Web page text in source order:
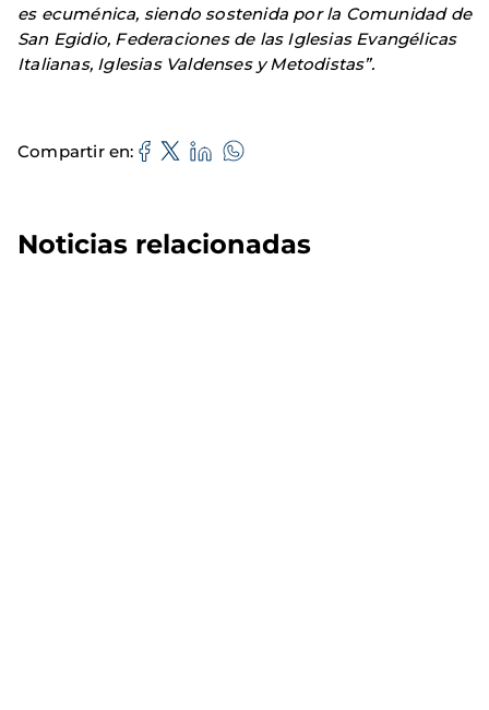
es ecuménica, siendo sostenida por la Comunidad de
San Egidio, Federaciones de las Iglesias Evangélicas
Italianas, Iglesias Valdenses y Metodistas”.
Compartir en
Noticias relacionadas